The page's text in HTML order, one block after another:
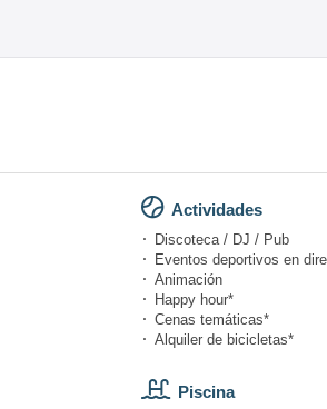
Actividades
Discoteca / DJ / Pub
Eventos deportivos en
Animación
Happy hour*
Cenas temáticas*
Alquiler de bicicletas*
Piscina